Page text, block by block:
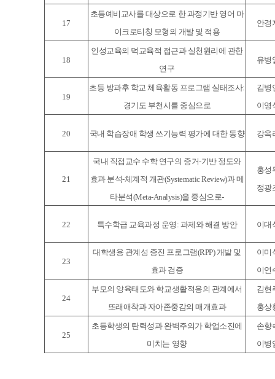
17
초등예비교사를 대상으로 한 과정기반 영어 마
이크로티칭 모형의 개발 및 적용
안경
18
인성교육의 덕교육적 접근과 실천원리에 관한
연구
유병
19
초등 방과후 학교 체육활동 프로그램 실태조사:
경기도 부천시를 중심으로
김병
이영
20 국내 학습장애 학생 쓰기능력 평가에 대한 동향 강옥
21
국내 직접교수 수학 연구의 증거-기반 정도와
효과 분석-체계적 개관(Systematic Review)과 메
타분석(Meta-Analysis)을 중심으로-
홍성
정광
22 특수학급 교육과정 운영: 과제와 해결 방안 이대
23
대학생용 관계성 증진 프로그램(RPP) 개발 및
효과 검증
이미
이연
24
부모의 양육태도와 학교생활적응의 관계에서
또래애착과 자아존중감의 매개효과
김현
홍상
25
초등학생의 탄력성과 완벽주의가 학업소진에
미치는 영향
손향
이병